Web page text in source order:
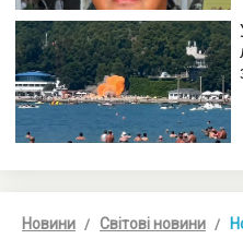
Новини Світові новини